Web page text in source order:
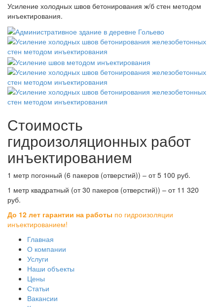
Усиление холодных швов бетонирования ж/б стен методом
инъектирования.
Стоимость
гидроизоляционных работ
инъектированием
1 метр погонный (6 пакеров (отверстий)) – от 5 100 руб.
1 метр квадратный (от 30 пакеров (отверстий)) – от 11 320
руб.
До 12 лет гарантии на работы по гидроизоляции
инъектированием!
Главная
О компании
Услуги
Наши объекты
Цены
Статьи
Вакансии